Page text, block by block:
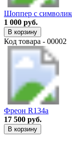
Шоппер с
1 000 руб.
В корзину
Код товара - 00002
Фреон R134a
17 500 руб.
В корзину